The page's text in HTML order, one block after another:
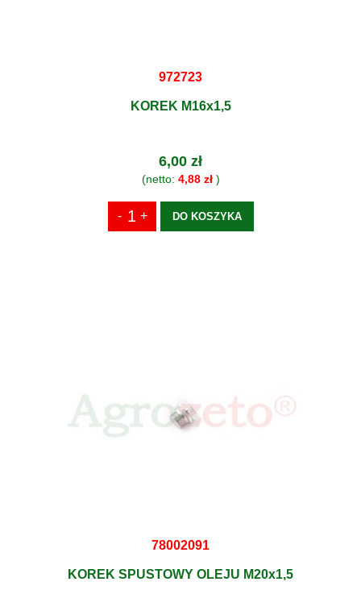
972723
KOREK M16x1,5
6,00 zł
(netto: 4,88 zł)
DO KOSZYKA
78002091
KOREK SPUSTOWY OLEJU M20x1,5